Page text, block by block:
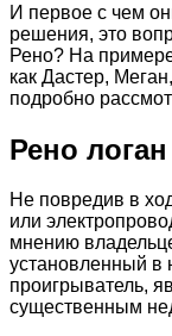
И первое с чем
решения, это
Рено? На
как Дастер,
подробно
Рено
Не повредив в
или
мнению
установленный в
проигрыватель,
существенным